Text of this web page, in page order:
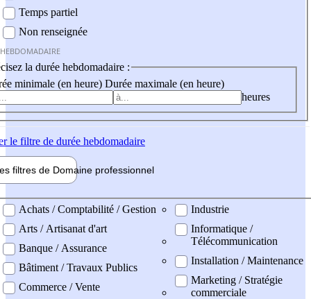
Temps partiel
Non renseignée
la durée hebdomadaire :
minimale (en heure) Durée maximale (en heure)
heures
le filtre de durée hebdomadaire
filtres de Domaine professionnel
professionel
Achats / Comptabilité / Gestion
Arts / Artisanat d'art
Banque / Assurance
Bâtiment / Travaux Publics
Commerce / Vente
Industrie
Informatique /
Télécommunication
Installation / Maintenance
Marketing / Stratégie
commerciale